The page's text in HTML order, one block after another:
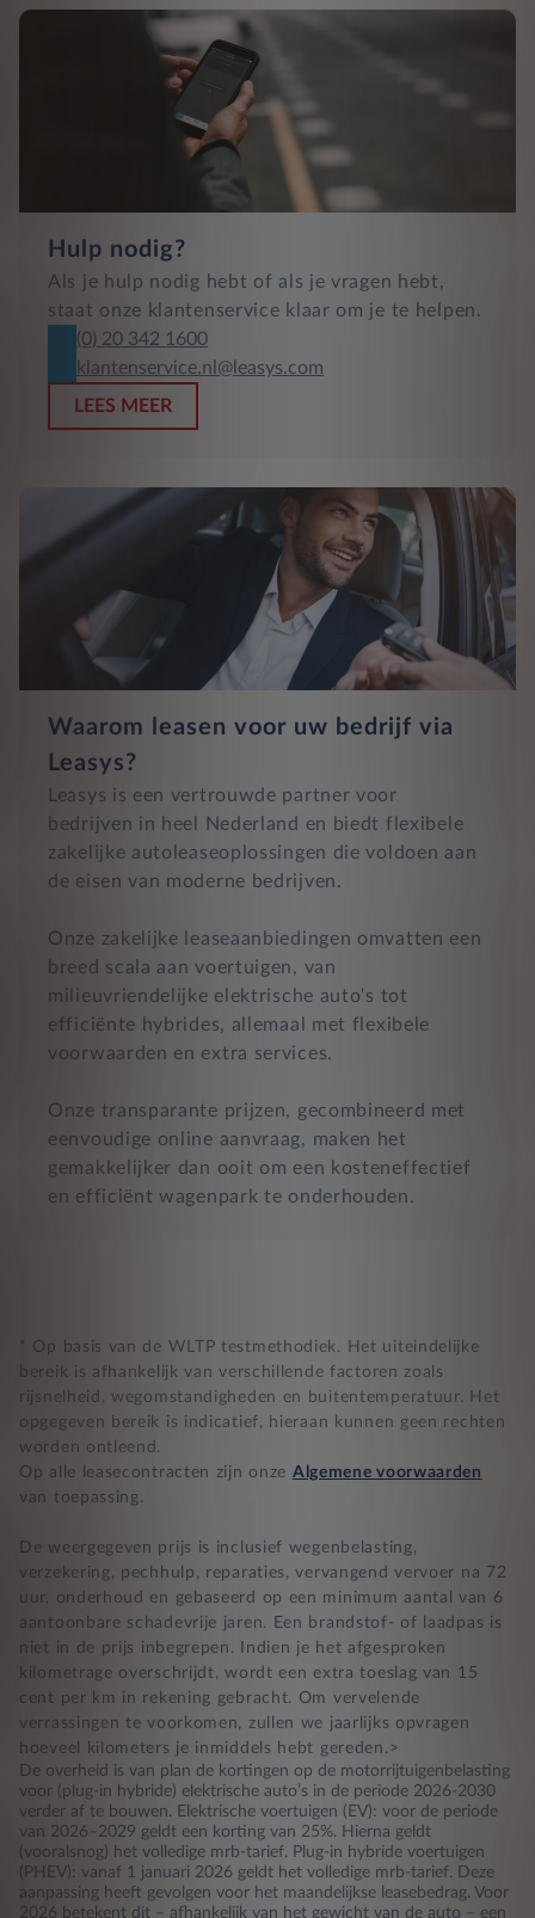
Hulp nodig?
Als je hulp nodig hebt of als je vragen hebt,
staat onze klantenservice klaar om je te helpen.
(0) 20 342 1600
klantenservice.nl@leasys.com
LEES MEER
Waarom leasen voor uw bedrijf via
Leasys?
Leasys is een vertrouwde partner voor
bedrijven in heel Nederland en biedt flexibele
zakelijke autoleaseoplossingen die voldoen aan
de eisen van moderne bedrijven.
Onze zakelijke leaseaanbiedingen omvatten een
breed scala aan voertuigen, van
milieuvriendelijke elektrische auto's tot
efficiënte hybrides, allemaal met flexibele
voorwaarden en extra services.
Onze transparante prijzen, gecombineerd met
eenvoudige online aanvraag, maken het
gemakkelijker dan ooit om een kosteneffectief
en efficiënt wagenpark te onderhouden.
* Op basis van de WLTP testmethodiek. Het uiteindelijke
bereik is afhankelijk van verschillende factoren zoals
rijsnelheid, wegomstandigheden en buitentemperatuur. Het
opgegeven bereik is indicatief, hieraan kunnen geen rechten
worden ontleend.
Op alle leasecontracten zijn onze Algemene voorwaarden
van toepassing.
De weergegeven prijs is inclusief wegenbelasting,
verzekering, pechhulp, reparaties, vervangend vervoer na 72
uur, onderhoud en gebaseerd op een minimum aantal van 6
aantoonbare schadevrije jaren. Een brandstof- of laadpas is
niet in de prijs inbegrepen. Indien je het afgesproken
kilometrage overschrijdt, wordt een extra toeslag van 15
cent per km in rekening gebracht. Om vervelende
verrassingen te voorkomen, zullen we jaarlijks opvragen
hoeveel kilometers je inmiddels hebt gereden.>
De overheid is van plan de kortingen op de motorrijtuigenbelasting
voor (plug-in hybride) elektrische auto’s in de periode 2026-2030
verder af te bouwen. Elektrische voertuigen (EV): voor de periode
van 2026–2029 geldt een korting van 25%. Hierna geldt
(vooralsnog) het volledige mrb-tarief. Plug-in hybride voertuigen
(PHEV): vanaf 1 januari 2026 geldt het volledige mrb-tarief. Deze
aanpassing heeft gevolgen voor het maandelijkse leasebedrag. Voor
2026 betekent dit – afhankelijk van het gewicht van de auto – een